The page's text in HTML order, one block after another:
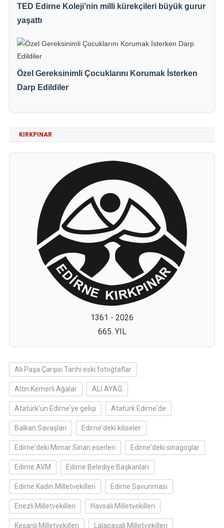
TED Edirne Koleji’nin milli kürekçileri büyük gurur
yaşattı
Özel Gereksinimli Çocuklarını Korumak İsterken
Darp Edildiler
KIRKPINAR
1361 - 2026
665. YIL
Ali Paşa Çarşısı Tarihi eski fotoğtaflar
Altın Kemerli Ağalar ALİ AYAĞ
Atatürk'ün Edirne'ye gelişi Atatürk Edirne'de
Balkan Savaşları Edirne'deki kiliseler
Edirne'deki Mimar Sinan eserleri Edirne'deki sinagoglar
Edirne AVM Edirne Belediye Başkanları
Edirne Kadın Milletvekilleri Edirne Savunması
Enezli Milletvekilleri Havsalı Milletvekilleri
Keşanlı Milletvekilleri Lalapaşalı Milletvekilleri